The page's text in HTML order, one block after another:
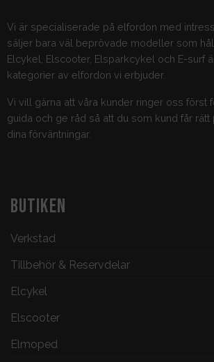
Vi är specialiserade på elfordon med
säljer bara väl beprövade modeller som
Elcykel, Elscooter, Elsparkcykel och E-surf
kategorier av elfordon vi erbjuder.
Vi vill gärna att våra kunder ringer oss först
guida och ge råd så att du som kund får
dina förväntningar.
BUTIKEN
Verkstad
Tillbehör & Reservdelar
Elcykel
Elscooter
Elmoped